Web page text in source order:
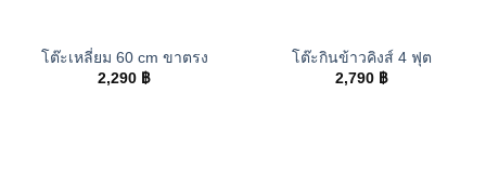
โต๊ะเหลี่ยม 60 cm ขาตรง
2,290 ฿
โต๊ะกินข้าวคิงส์ 4 ฟุต
2,790 ฿